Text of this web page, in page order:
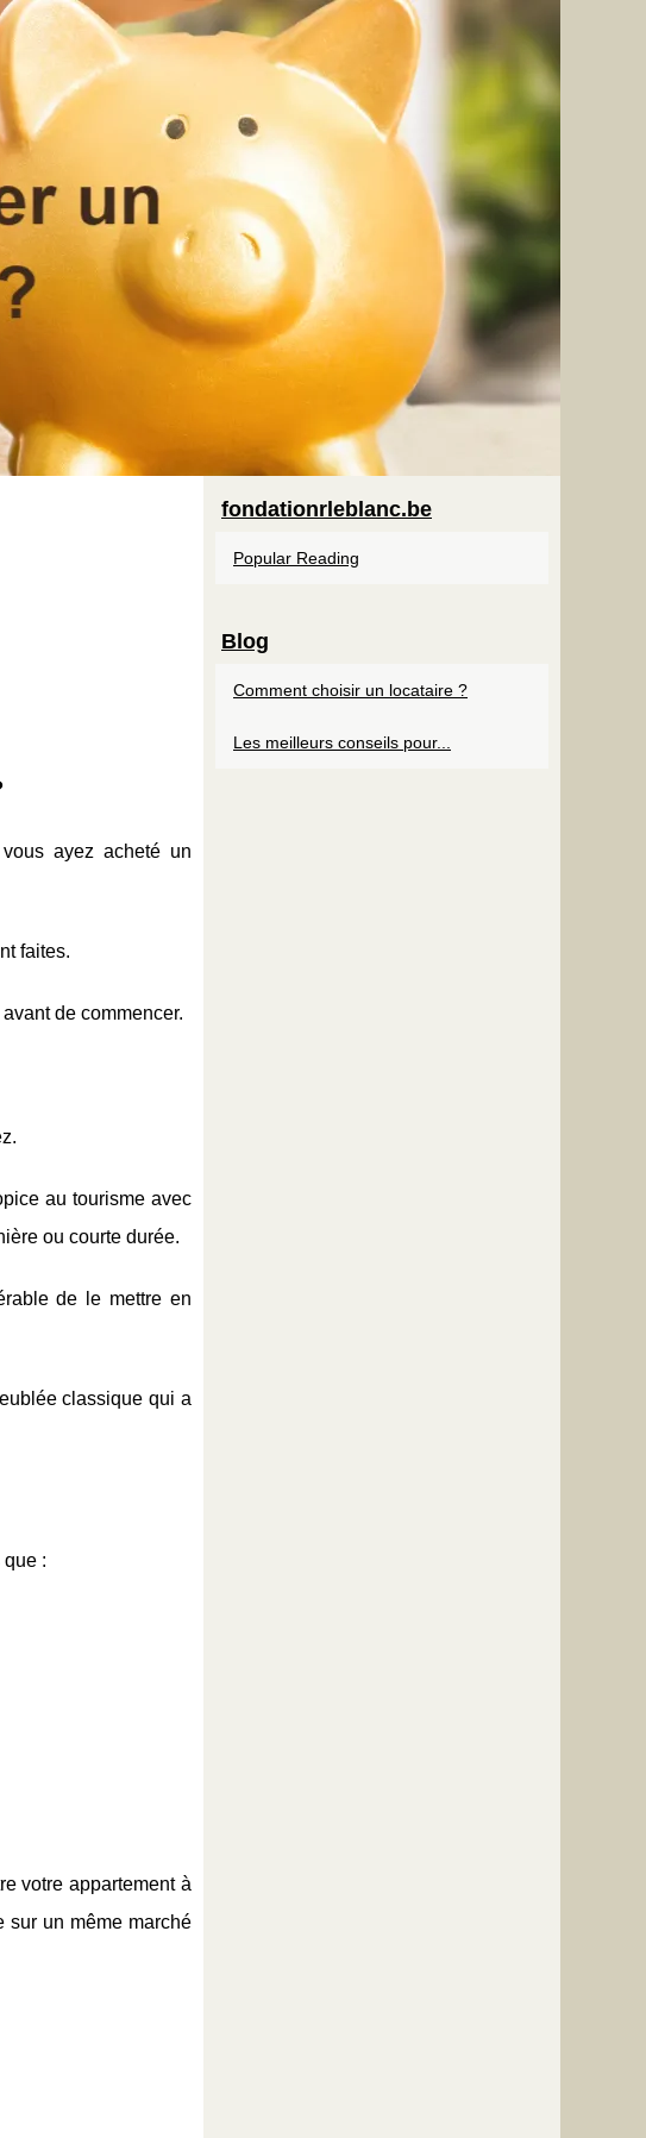
ayez acheté un
faites.
de commencer.
au tourisme avec
ou courte durée.
de le mettre en
classique qui a
:
votre appartement à
sur un même marché
fondationrleblanc.be
Popular Reading
Blog
Comment choisir un locataire ?
Les meilleurs conseils pour...